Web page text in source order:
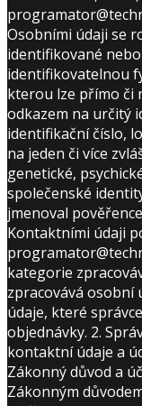
Osobními údaji se
identifikované
identifikovatelnou
kterou lze přímo či
odkazem na určitý
identifikační číslo,
na jeden či více
genetické,
společenské
jmenoval
Kontaktními údaji
kategorie
zpracovává osobní
údaje, které
objednávky. 2.
kontaktní údaje a
Zákonný důvod a
Zákonným